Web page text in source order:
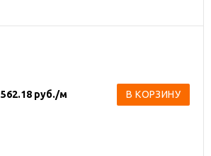
562.18 руб./м В КОРЗИНУ